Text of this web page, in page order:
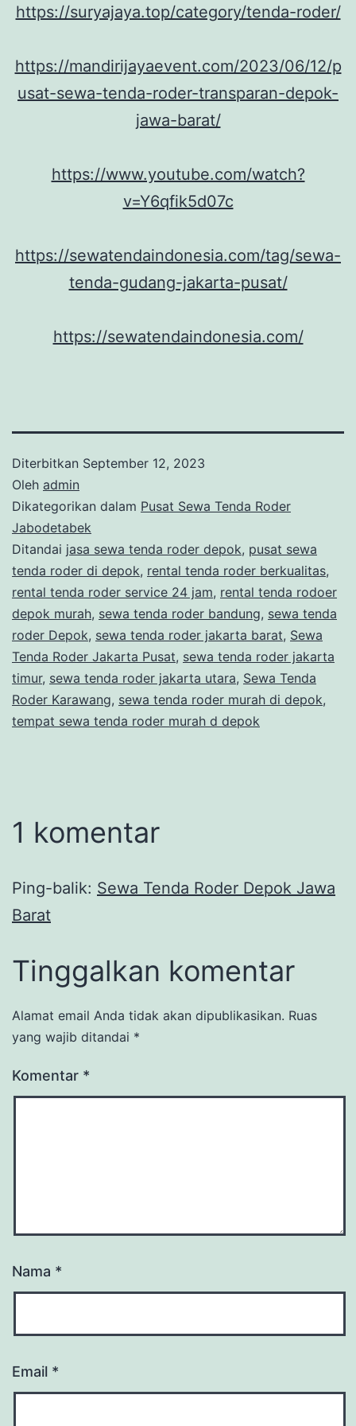
https://suryajaya.top/category/tenda-roder/
https://mandirijayaevent.com/2023/06/12/p
usat-sewa-tenda-roder-transparan-depok-
jawa-barat/
https://www.youtube.com/watch?
v=Y6qfik5d07c
https://sewatendaindonesia.com/tag/sewa-
tenda-gudang-jakarta-pusat/
https://sewatendaindonesia.com/
Diterbitkan September 12, 2023
Oleh admin
Dikategorikan dalam Pusat Sewa Tenda Roder
Jabodetabek
Ditandai jasa sewa tenda roder depok, pusat sewa
tenda roder di depok, rental tenda roder berkualitas,
rental tenda roder service 24 jam, rental tenda rodoer
depok murah, sewa tenda roder bandung, sewa tenda
roder Depok, sewa tenda roder jakarta barat, Sewa
Tenda Roder Jakarta Pusat, sewa tenda roder jakarta
timur, sewa tenda roder jakarta utara, Sewa Tenda
Roder Karawang, sewa tenda roder murah di depok,
tempat sewa tenda roder murah d depok
1 komentar
Ping-balik: Sewa Tenda Roder Depok Jawa
Barat
Tinggalkan komentar
Alamat email Anda tidak akan dipublikasikan. Ruas
yang wajib ditandai *
Komentar *
Nama *
Email *